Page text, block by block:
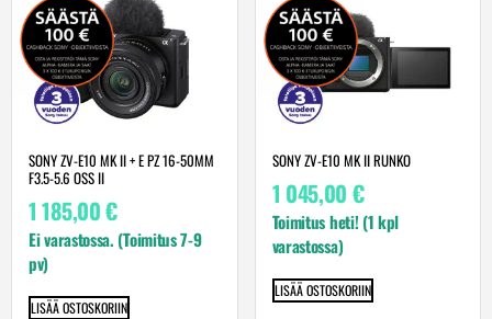
SONY ZV-E10 MK II + E PZ 16-50MM
F3.5-5.6 OSS II
1 185,00€
Ei varastossa. (Toimitus 7-9
pv)
LISÄÄ OSTOSKORIIN
SONY ZV-E10 MK II RUNKO
1 045,00 €
Toimitus heti! (1 kpl
varastossa)
LISÄÄ OSTOSKORIIN